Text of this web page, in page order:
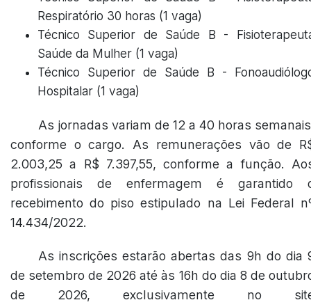
Respiratório 30 horas (1 vaga)
Técnico Superior de Saúde B -
Saúde da Mulher (1 vaga)
Técnico Superior de Saúde B -
Hospitalar (1 vaga)
As jornadas variam de 12 a 40 horas
conforme o cargo. As remunerações vão de
2.003,25 a R$ 7.397,55, conforme a função.
profissionais de enfermagem é garantido
recebimento do piso estipulado na Lei Federal
14.434/2022.
As inscrições estarão abertas das 9h do dia
de setembro de 2026 até às 16h do dia 8 de
de 2026, exclusivamente no